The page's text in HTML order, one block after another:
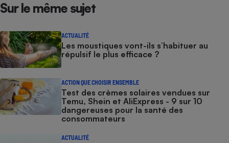
Sur le même sujet
ACTUALITÉ
Les moustiques vont-ils s’habituer au
répulsif le plus efficace ?
ACTION QUE CHOISIR ENSEMBLE
Test des crèmes solaires vendues sur
Temu, Shein et AliExpress - 9 sur 10
dangereuses pour la santé des
consommateurs
ACTUALITÉ